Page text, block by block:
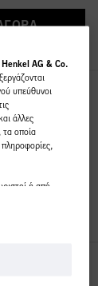
1000
Henkel AG & Co.
υπεύθυνοι
άλλες
τα οποία
ή από
παρέχουμε